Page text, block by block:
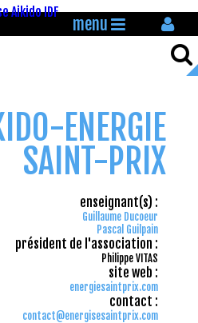
menu
ENERGIE
SAINT-PRIX
enseignant(s) :
Guillaume Ducoeur
Pascal Guilpain
président de l'association :
Philippe VITAS
site web :
energiesaintprix.com
contact :
contact@energisesaintprix.com